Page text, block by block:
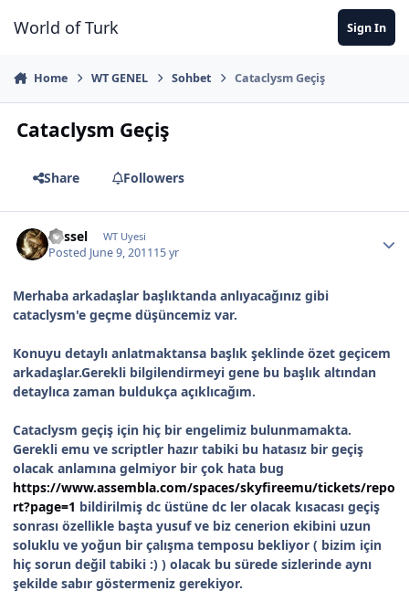
World of Turk Sign In
Home WT GENEL Sohbet Cataclysm Geçiş
Cataclysm Geçiş
Share Followers
Kessel WT Uyesi
Posted June 9, 201115 yr
Merhaba arkadaşlar başlıktanda anlıyacağınız gibi
cataclysm'e geçme düşüncemiz var.
Konuyu detaylı anlatmaktansa başlık şeklinde özet geçicem
arkadaşlar.Gerekli bilgilendirmeyi gene bu başlık altından
detaylıca zaman buldukça açıklıcağım.
Cataclysm geçiş için hiç bir engelimiz bulunmamakta.
Gerekli emu ve scriptler hazır tabiki bu hatasız bir geçiş
olacak anlamına gelmiyor bir çok hata bug
https://www.assembla.com/spaces/skyfireemu/tickets/repo
rt?page=1 bildirilmiş dc üstüne dc ler olacak kısacası geçiş
sonrası özellikle başta yusuf ve biz cenerion ekibini uzun
soluklu ve yoğun bir çalışma temposu bekliyor ( bizim için
hiç sorun değil tabiki :) ) olacak bu sürede sizlerinde aynı
şekilde sabır göstermeniz gerekiyor.